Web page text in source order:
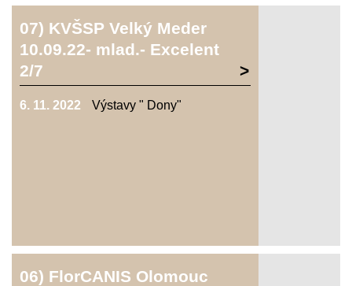
07) KVŠSP Velký Meder
10.09.22- mlad.- Excelent
2/7
6. 11. 2022 Výstavy " Dony"
06) FlorCANIS Olomouc